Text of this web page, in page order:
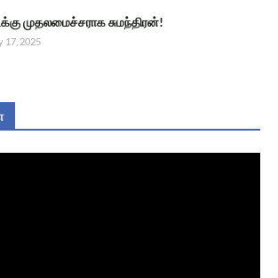
முதலமைச்சராக சுமந்திரன்!
17, 2025